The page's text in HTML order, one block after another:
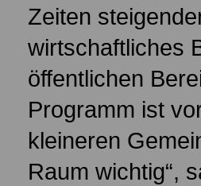
Zeiten
wirtschaftliches
öffentlichen
Programm ist
kleineren
Raum wichtig“,